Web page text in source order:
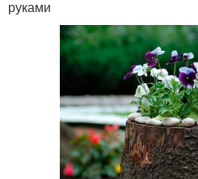
руками